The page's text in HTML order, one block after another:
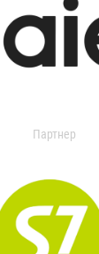
Партнер